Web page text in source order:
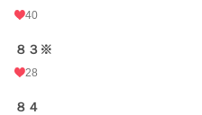
40
８３※
28
８４